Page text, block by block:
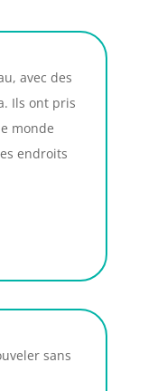
avec des
Ils ont pris
monde
endroits
sans